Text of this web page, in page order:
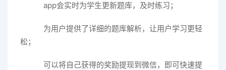
app会实时为学生更新题库，及时练习；
为用户提供了详细的题库解析，让用户学习更轻
松；
可以将自己获得的奖励提现到微信，即可快速提